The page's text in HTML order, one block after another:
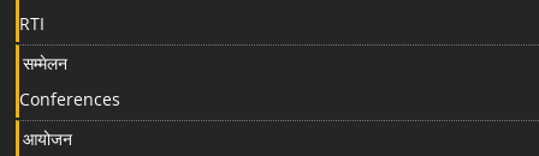
RTI
सम्मेलन
Conferences
आयोजन